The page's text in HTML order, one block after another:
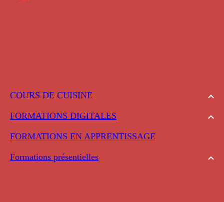
COURS DE CUISINE
FORMATIONS DIGITALES
FORMATIONS EN APPRENTISSAGE
Formations présentielles